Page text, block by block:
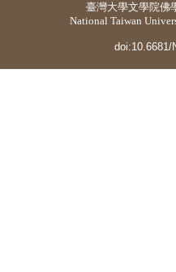
臺灣大學文學院佛
National Taiwan
doi:10.6681/